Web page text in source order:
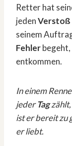
Retter hat
jedenVerstoß
seinem
Fehler
entkommen.
In einem
jederTagzählt,
ist er bereit zu
er liebt.